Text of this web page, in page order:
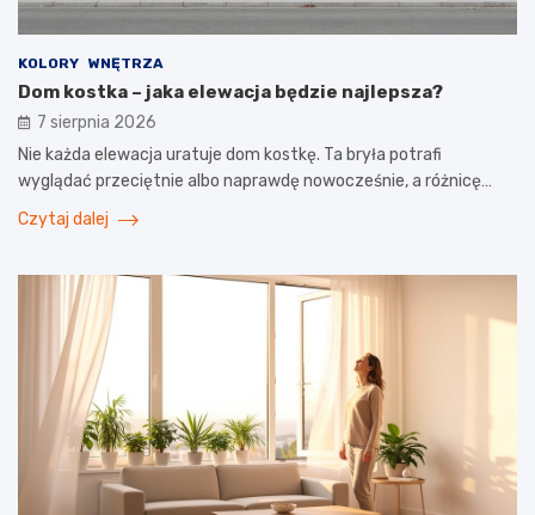
KOLORY WNĘTRZA
Dom kostka – jaka elewacja będzie najlepsza?
7 sierpnia 2026
Nie każda elewacja uratuje dom kostkę. Ta bryła potrafi
wyglądać przeciętnie albo naprawdę nowocześnie, a różnicę…
Czytaj dalej